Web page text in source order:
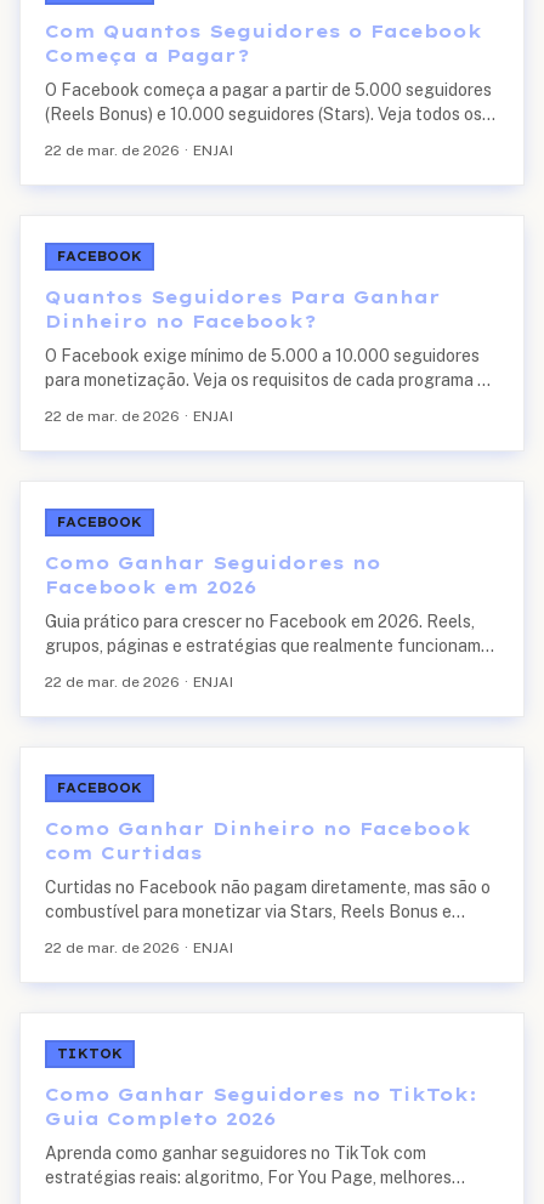
Com Quantos Seguidores o Facebook
Começa a Pagar?
O Facebook começa a pagar a partir de 5.000 seguidores
(Reels Bonus) e 10.000 seguidores (Stars). Veja todos os
22 de mar. de 2026 · ENJAI
FACEBOOK
Quantos Seguidores Para Ganhar
Dinheiro no Facebook?
O Facebook exige mínimo de 5.000 a 10.000 seguidores
para monetização. Veja os requisitos de cada programa e
22 de mar. de 2026 · ENJAI
FACEBOOK
Como Ganhar Seguidores no
Facebook em 2026
Guia prático para crescer no Facebook em 2026. Reels,
grupos, páginas e estratégias que realmente funcionam
22 de mar. de 2026 · ENJAI
FACEBOOK
Como Ganhar Dinheiro no Facebook
com Curtidas
Curtidas no Facebook não pagam diretamente, mas são o
combustível para monetizar via Stars, Reels Bonus e
22 de mar. de 2026 · ENJAI
TIKTOK
Como Ganhar Seguidores no TikTok:
Guia Completo 2026
Aprenda como ganhar seguidores no TikTok com
estratégias reais: algoritmo, For You Page, melhores